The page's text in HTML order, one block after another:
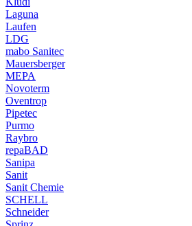
Laguna
Laufen
LDG
mabo Sanitec
Mauersberger
MEPA
Novoterm
Oventrop
Pipetec
Purmo
Raybro
repaBAD
Sanipa
Sanit
Sanit Chemie
SCHELL
Schneider